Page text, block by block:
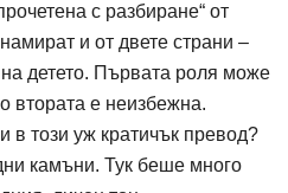
с разбиране“ от
и от двете страни –
на детето. Първата роля може
втората е неизбежна.
в този уж кратичък превод?
камъни. Тук беше много